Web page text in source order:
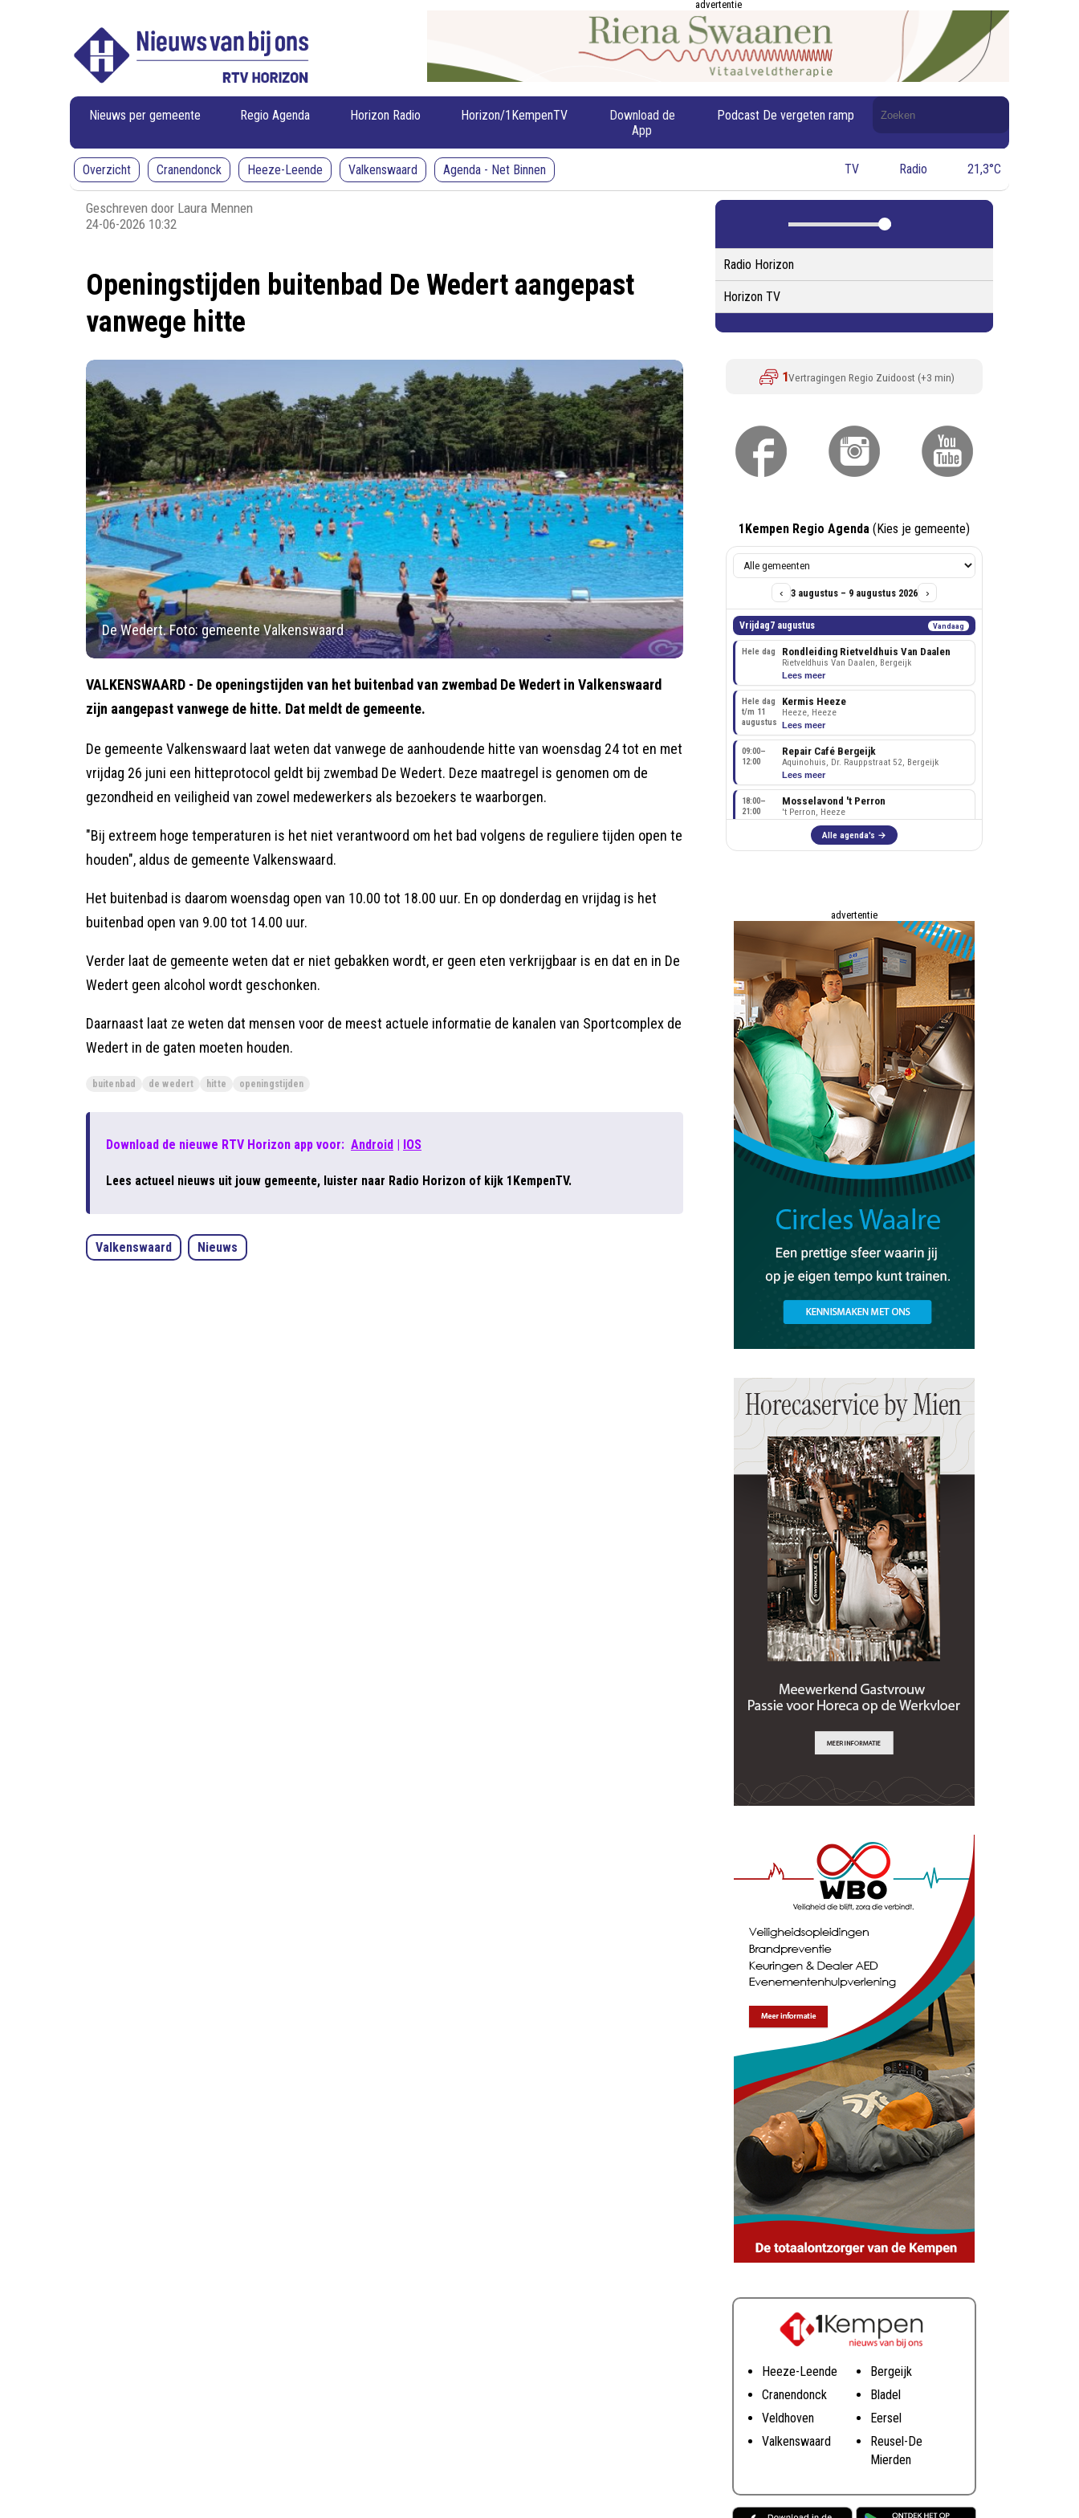
advertentie
Nieuws per gemeente Regio Agenda Horizon Radio Horizon/1KempenTV
Download de
App
Podcast De vergeten ramp
Doorzoek
de
website
Overzicht Cranendonck Heeze-Leende Valkenswaard Agenda - Net Binnen TV Radio 21,3°C
Geschreven door Laura Mennen
24-06-2026 10:32
Openingstijden buitenbad De Wedert aangepast
vanwege hitte
De Wedert. Foto: gemeente Valkenswaard
VALKENSWAARD - De openingstijden van het buitenbad van zwembad De Wedert in Valkenswaard
zijn aangepast vanwege de hitte. Dat meldt de gemeente.
De gemeente Valkenswaard laat weten dat vanwege de aanhoudende hitte van woensdag 24 tot en met
vrijdag 26 juni een hitteprotocol geldt bij zwembad De Wedert. Deze maatregel is genomen om de
gezondheid en veiligheid van zowel medewerkers als bezoekers te waarborgen.
"Bij extreem hoge temperaturen is het niet verantwoord om het bad volgens de reguliere tijden open te
houden", aldus de gemeente Valkenswaard.
Het buitenbad is daarom woensdag open van 10.00 tot 18.00 uur. En op donderdag en vrijdag is het
buitenbad open van 9.00 tot 14.00 uur.
Verder laat de gemeente weten dat er niet gebakken wordt, er geen eten verkrijgbaar is en dat en in De
Wedert geen alcohol wordt geschonken.
Daarnaast laat ze weten dat mensen voor de meest actuele informatie de kanalen van Sportcomplex de
Wedert in de gaten moeten houden.
buitenbad de wedert hitte openingstijden
Download de nieuwe RTV Horizon app voor: Android | IOS
Lees actueel nieuws uit jouw gemeente, luister naar Radio Horizon of kijk 1KempenTV.
Valkenswaard Nieuws
Radio Horizon
Horizon TV
1Kempen Regio Agenda (Kies je gemeente)
advertentie
Heeze-Leende
Cranendonck
Veldhoven
Valkenswaard
Bergeijk
Bladel
Eersel
Reusel-De
Mierden